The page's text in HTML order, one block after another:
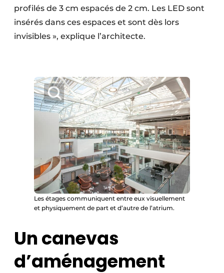
profilés de 3 cm espacés de 2 cm. Les LED sont
insérés dans ces espaces et sont dès lors
invisibles », explique l’architecte.
Les étages communiquent entre eux visuellement
et physiquement de part et d’autre de l’atrium.
Un canevas
d’aménagement